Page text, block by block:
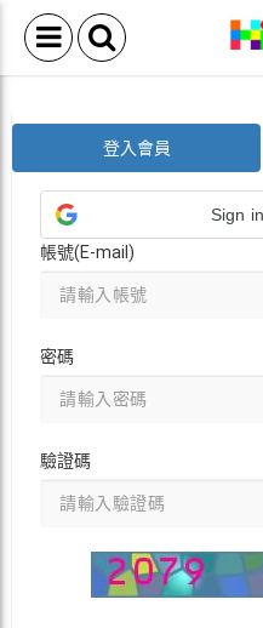
登入會員
Sign
帳號(E-mail)
密碼
驗證碼